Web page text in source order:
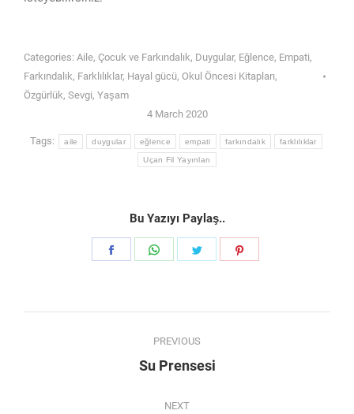
Categories: Aile, Çocuk ve Farkındalık, Duygular, Eğlence, Empati,
Farkındalık, Farklılıklar, Hayal gücü, Okul Öncesi Kitapları,
Özgürlük, Sevgi, Yaşam
4 March 2020
Tags: aile duygular eğlence empati farkındalık farklılıklar
Uçan Fil Yayınları
Bu Yazıyı Paylaş..
Share
navigation
PREVIOUS
Previous
Su Prensesi
NEXT